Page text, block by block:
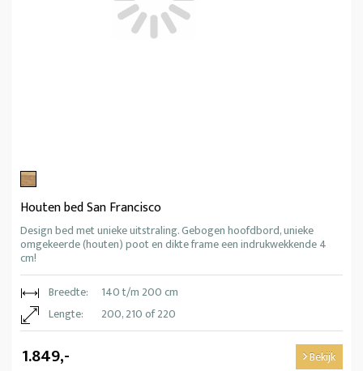
Houten bed San Francisco
Design bed met unieke uitstraling. Gebogen hoofdbord, unieke
omgekeerde (houten) poot en dikte frame een indrukwekkende 4
cm!
Breedte:
140 t/m 200 cm
Lengte:
200, 210 of 220
1.849,- Bekijk